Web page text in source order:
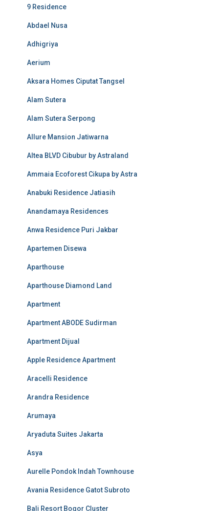
9 Residence
Abdael Nusa
Adhigriya
Aerium
Aksara Homes Ciputat Tangsel
Alam Sutera
Alam Sutera Serpong
Allure Mansion Jatiwarna
Altea BLVD Cibubur by Astraland
Ammaia Ecoforest Cikupa by Astra
Anabuki Residence Jatiasih
Anandamaya Residences
Anwa Residence Puri Jakbar
Apartemen Disewa
Aparthouse
Aparthouse Diamond Land
Apartment
Apartment ABODE Sudirman
Apartment Dijual
Apple Residence Apartment
Aracelli Residence
Arandra Residence
Arumaya
Aryaduta Suites Jakarta
Asya
Aurelle Pondok Indah Townhouse
Avania Residence Gatot Subroto
Bali Resort Bogor Cluster